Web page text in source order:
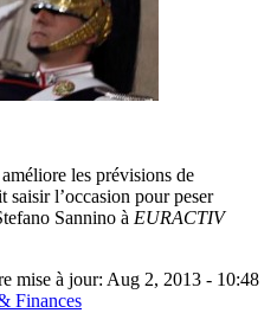
les prévisions de
saisir l’occasion pour peser
Sannino à EURACTIV
mise à jour: Aug 2, 2013 - 10:48
Finances